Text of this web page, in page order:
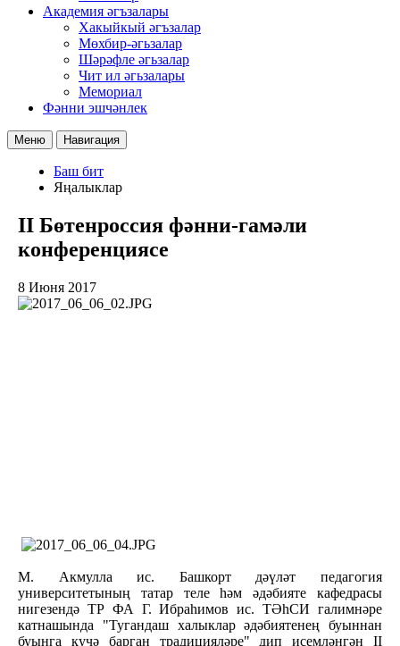
Академия әгъзалары
Хакыйкый әгъзалар
Мөхбир-әгьзалар
Шәрәфле әгьзалар
Чит ил әгьзалары
Мемориал
Фәнни эшчәнлек
Меню Навигация
Баш бит
Яңалыклар
II Бөтенроссия фәнни-гамәли
конференциясе
8 Июня 2017
М. Акмулла ис. Башкорт дәүләт педагогия
университетының татар теле һәм әдәбияте кафедрасы
нигезендә ТР ФА Г. Ибраһимов ис. ТӘһСИ галимнәре
катнашында "Тугандаш халыклар әдәбиятенең буыннан
буынга кучә барган традицияләре" дип исемләнгән II